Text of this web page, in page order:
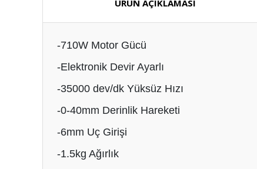
ÜRÜN AÇIKLAMASI
-710W Motor Gücü
-Elektronik Devir Ayarlı
-35000 dev/dk Yüksüz Hızı
-0-40mm Derinlik Hareketi
-6mm Uç Girişi
-1.5kg Ağırlık